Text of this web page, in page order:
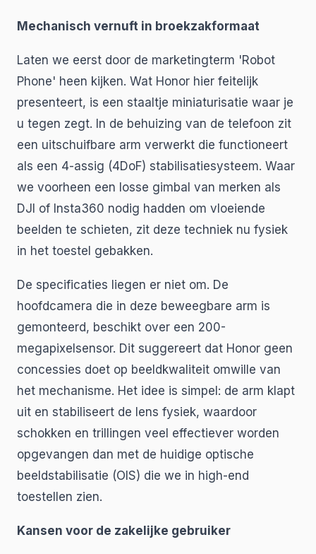
Mechanisch vernuft in broekzakformaat
Laten we eerst door de marketingterm 'Robot
Phone' heen kijken. Wat Honor hier feitelijk
presenteert, is een staaltje miniaturisatie waar je
u tegen zegt. In de behuizing van de telefoon zit
een uitschuifbare arm verwerkt die functioneert
als een 4-assig (4DoF) stabilisatiesysteem. Waar
we voorheen een losse gimbal van merken als
DJI of Insta360 nodig hadden om vloeiende
beelden te schieten, zit deze techniek nu fysiek
in het toestel gebakken.
De specificaties liegen er niet om. De
hoofdcamera die in deze beweegbare arm is
gemonteerd, beschikt over een 200-
megapixelsensor. Dit suggereert dat Honor geen
concessies doet op beeldkwaliteit omwille van
het mechanisme. Het idee is simpel: de arm klapt
uit en stabiliseert de lens fysiek, waardoor
schokken en trillingen veel effectiever worden
opgevangen dan met de huidige optische
beeldstabilisatie (OIS) die we in high-end
toestellen zien.
Kansen voor de zakelijke gebruiker